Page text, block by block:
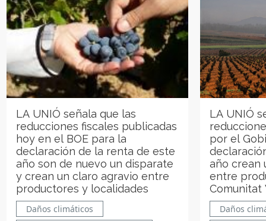
LA UNIÓ señala que las
reducciones fiscales publicadas
hoy en el BOE para la
declaración de la renta de este
año son de nuevo un disparate
y crean un claro agravio entre
productores y localidades
Daños climáticos
LA UNIÓ
por el
año crean
entre
Comunitat
Daños